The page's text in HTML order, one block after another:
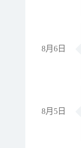
8月6日
8月5日